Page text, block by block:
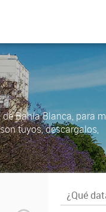
Bahía Blanca, para
tuyos, descargalos,